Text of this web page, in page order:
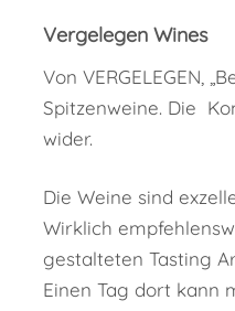
Vergelegen Wines
Von VERGELEGEN,
Spitzenweine. Die
wider.
Die Weine sind
Wirklich
gestalteten Tasting
Einen Tag dort kann